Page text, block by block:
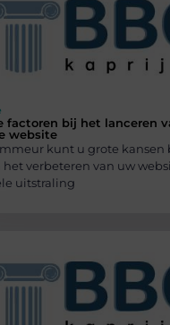
factoren bij het lanceren
website
kunt u grote kansen
verbeteren van uw
uitstraling